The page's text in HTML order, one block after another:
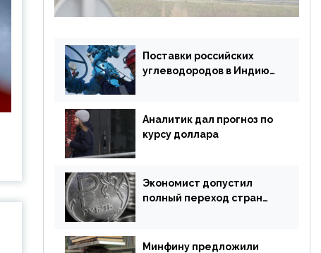
Поставки российских
углеводородов в Индию
Аналитик дал прогноз по
курсу доллара
Экономист допустил
полный переход стран
Минфину предложили